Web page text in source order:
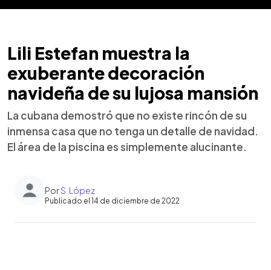
Lili Estefan muestra la
exuberante decoración
navideña de su lujosa mansión
La cubana demostró que no existe rincón de su
inmensa casa que no tenga un detalle de navidad.
El área de la piscina es simplemente alucinante.
PorS. López
Publicado el 14 de diciembre de 2022